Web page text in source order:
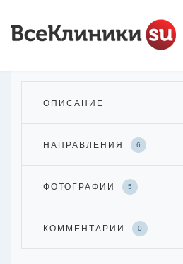
ОПИСАНИЕ
НАПРАВЛЕНИЯ 6
ФОТОГРАФИИ 5
КОММЕНТАРИИ 0